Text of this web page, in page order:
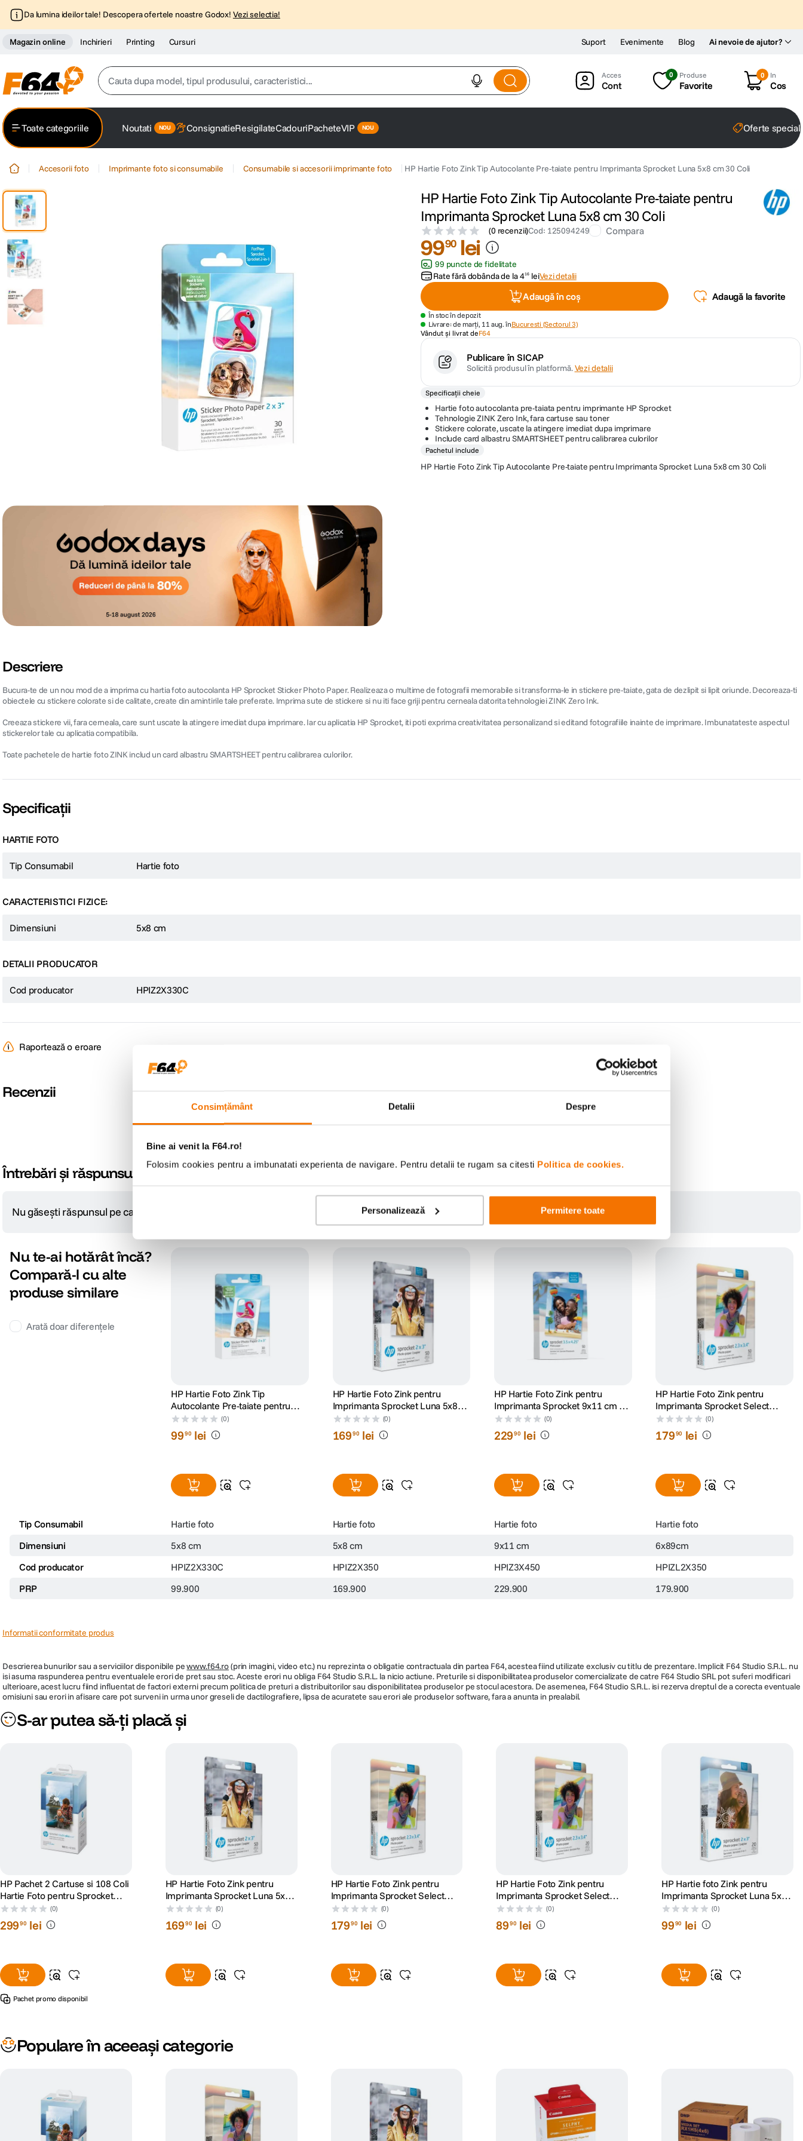
Consimțământ Detalii Despre
Bine ai venit la F64.ro!
Folosim cookies pentru a imbunatati experienta de navigare. Pentru detalii te rugam sa citesti Politica de cookies.
Personalizează Permitere toate
Da lumina ideilor tale! Descopera ofertele noastre Godox! Vezi selectia!
Magazin online Inchirieri Printing Cursuri Ai nevoie de ajutor?
Suport Evenimente Blog
Cauta dupa model, tipul produsului, caracteristici...
2. trepied
canon sx740 hs
lavaliera
sony fx
card memorie
dji mic mini
dji osmo
Cont
0 Produse
Favorite
0 In
Cos
Toate categoriile Noutati ConsignatieResigilateCadouriPacheteVIP Oferte
Accesorii foto Imprimante foto si consumabile Consumabile si accesorii imprimante foto HP Hartie Foto Zink Tip Autocolante Pre-taiate pentru Imprimanta Sprocket Luna 5x8 cm 30 Coli
HP Hartie Foto Zink Tip Autocolante Pre-taiate pentru
Imprimanta Sprocket Luna 5x8 cm 30 Coli
(0 recenzii)Cod: 125094249 Compara
9990 lei
99 puncte de fidelitate
Rate fără dobânda de la416 leiVezi detalii
Adaugă în coș Adaugă la favorite
În stoc în depozit
Livrare: de marți, 11 aug. înBucuresti (Sectorul 3)
Vândut și livrat deF64
Publicare în SICAP
Solicită produsul în platformă.Vezi detalii
Specificații cheie
Hartie foto autocolanta pre-taiata pentru imprimante HP Sprocket
Tehnologie ZINK Zero Ink, fara cartuse sau toner
Stickere colorate, uscate la atingere imediat dupa imprimare
Include card albastru SMARTSHEET pentru calibrarea culorilor
Pachetul include
HP Hartie Foto Zink Tip Autocolante Pre-taiate pentru Imprimanta Sprocket Luna 5x8 cm 30 Coli
Descriere
Bucura-te de un nou mod de a imprima cu hartia foto autocolanta HP Sprocket Sticker Photo Paper. Realizeaza o multime de fotografii memorabile si transforma-le in stickere pre-taiate, gata de dezlipit si lipit oriunde. Decoreaza-ti
obiectele cu stickere colorate si de calitate, create din amintirile tale preferate. Imprima sute de stickere si nu iti face griji pentru cerneala datorita tehnologiei ZINK Zero Ink.
Creeaza stickere vii, fara cerneala, care sunt uscate la atingere imediat dupa imprimare. Iar cu aplicatia HP Sprocket, iti poti exprima creativitatea personalizand si editand fotografiile inainte de imprimare. Imbunatateste aspectul
stickerelor tale cu aplicatia compatibila.
Toate pachetele de hartie foto ZINK includ un card albastru SMARTSHEET pentru calibrarea culorilor.
Specificații
HARTIE FOTO
Tip Consumabil Hartie foto
CARACTERISTICI FIZICE:
Dimensiuni 5x8 cm
DETALII PRODUCATOR
Cod producator HPIZ2X330C
Raportează o eroare
Recenzii
Scrie prima recenzie
Întrebări și răspunsuri
Nu găsești răspunsul pe care îl cauți?
Nu te-ai hotărât încă?
Compară-l cu alte
produse similare
Arată doar diferențele
HP Hartie Foto Zink Tip
Autocolante Pre-taiate pentru
Imprimanta Sprocket Luna 5x8
cm 30 Coli
(0)
9990 lei
HP Hartie Foto Zink pentru
Imprimanta Sprocket Luna 5x8
cm 50 Coli
(0)
16990 lei
HP Hartie Foto Zink pentru
Imprimanta Sprocket 9x11 cm 50
Coli
(0)
22990 lei
HP Hartie Foto Zink pentru
Imprimanta Sprocket Select
6x89cm 50 Coli
(0)
17990 lei
Tip Consumabil Hartie foto Hartie foto Hartie foto
Hartie foto
Dimensiuni
5x8 cm 5x8 cm 9x11 cm
6x89cm
Cod producator
HPIZ2X330C HPIZ2X350 HPIZ3X450
HPIZL2X350
PRP
99.900 169.900 229.900 179.900
Informatii conformitate produs
Descrierea bunurilor sau a serviciilor disponibile pewww.f64.ro(prin imagini, video etc.) nu reprezinta o obligatie contractuala din partea F64, acestea fiind utilizate exclusiv cu titlu de prezentare. Implicit F64 Studio S.R.L. nu
isi asuma raspunderea pentru eventualele erori de pret sau stoc. Aceste erori nu obliga F64 Studio S.R.L. la nicio actiune. Preturile si disponibilitatea produselor comercializate de catre F64 Studio SRL pot suferi modificari
ulterioare, acest lucru fiind influentat de factori externi precum politica de preturi a distribuitorilor sau disponibilitatea produselor pe stocul acestora. De asemenea, F64 Studio S.R.L. isi rezerva dreptul de a corecta eventuale
omisiuni sau erori in afisare care pot surveni in urma unor greseli de dactilografiere, lipsa de acuratete sau erori ale produselor software, fara a anunta in prealabil.
S-ar putea să-ți placă și
HP Pachet 2 Cartuse si 108 Coli
Hartie Foto pentru Sprocket
Studio Plus 10x15 cm
(0)
29990 lei
Pachet promo disponibil
HP Hartie Foto Zink pentru
Imprimanta Sprocket Luna 5x8
cm 50 Coli
(0)
16990 lei
HP Hartie Foto Zink pentru
Imprimanta Sprocket Select
6x89cm 50 Coli
(0)
17990 lei
HP Hartie Foto Zink pentru
Imprimanta Sprocket Select
6x89cm 20 Coli
(0)
8990 lei
HP Hartie foto Zink pentru
Imprimanta Sprocket Luna 5x8
cm 20 Coli
(0)
9990 lei
Populare în aceeași categorie